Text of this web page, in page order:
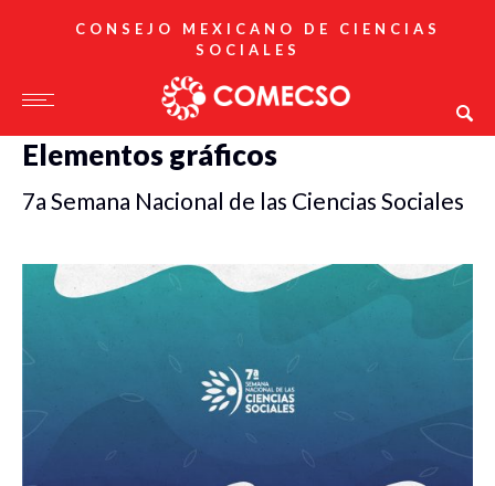
CONSEJO MEXICANO DE CIENCIAS
SOCIALES
Elementos gráficos
7a Semana Nacional de las Ciencias Sociales